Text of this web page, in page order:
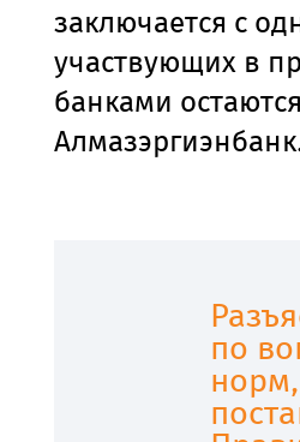
заключается с
участвующих в
банками
по